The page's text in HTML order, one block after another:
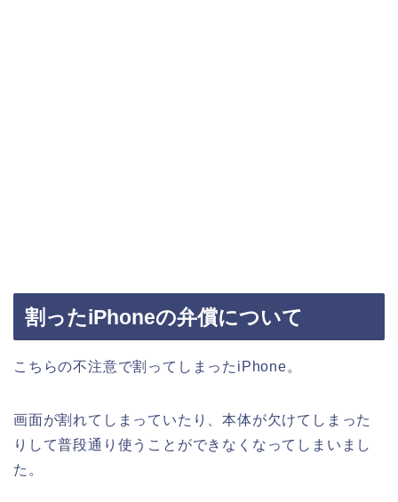
割ったiPhoneの弁償について
こちらの不注意で割ってしまったiPhone。
画面が割れてしまっていたり、本体が欠けてしまった
りして普段通り使うことができなくなってしまいまし
た。